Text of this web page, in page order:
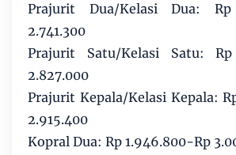
Prajurit Dua/Kelasi Dua: Rp
2.741.300
Prajurit Satu/Kelasi Satu: Rp
2.827.000
Prajurit Kepala/Kelasi Kepala:
2.915.400
Kopral Dua: Rp 1.946.800-Rp